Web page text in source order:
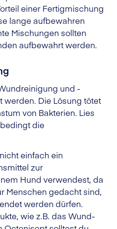
einer Fertigmischung
lange aufbewahren
Mischungen sollten
aufbewahrt werden.
und -
Die Lösung tötet
von Bakterien. Lies
die
einfach ein
zur
Hund verwendest, da
Menschen gedacht sind,
werden dürfen.
wie z.B. das Wund-